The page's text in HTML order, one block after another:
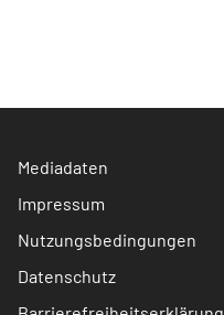
Mediadaten
Impressum
Nutzungsbedingungen
Datenschutz